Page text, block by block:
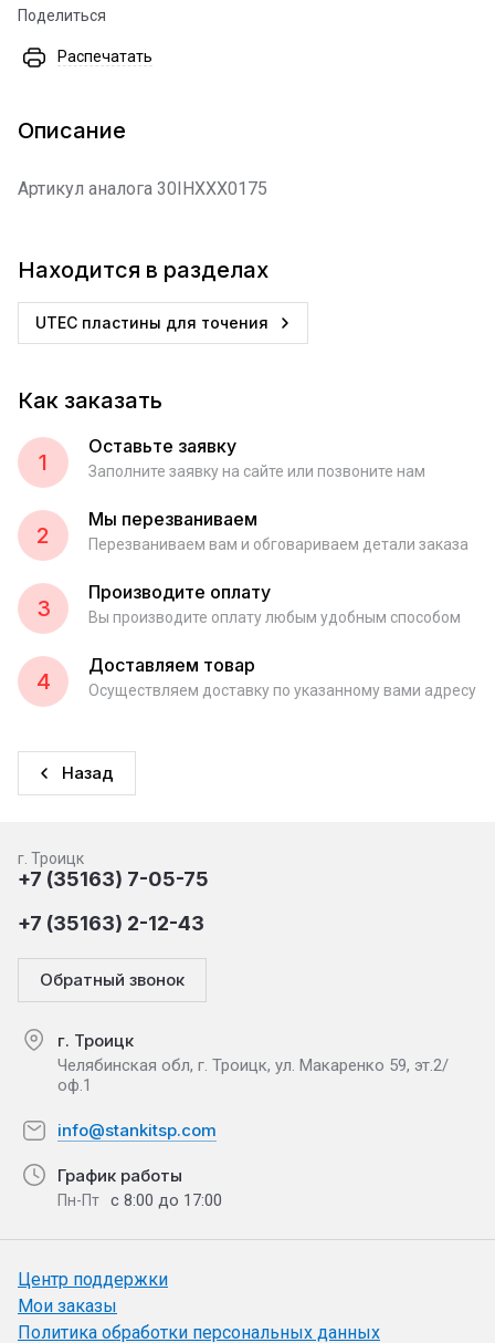
Поделиться
Распечатать
Описание
Артикул аналога 30IHXXX0175
Находится в разделах
UTEC пластины для точения
Как заказать
1
Оставьте заявку
Заполните заявку на сайте или позвоните нам
2
Мы перезваниваем
Перезваниваем вам и обговариваем детали заказа
3
Производите оплату
Вы производите оплату любым удобным способом
4
Доставляем товар
Осуществляем доставку по указанному вами адресу
Назад
г. Троицк
+7 (35163) 7-05-75
+7 (35163) 2-12-43
Обратный звонок
г. Троицк
Челябинская обл, г. Троицк, ул. Макаренко 59, эт.2/
оф.1
info@stankitsp.com
График работы
Пн-Пт с 8:00 до 17:00
Центр поддержки
Мои заказы
Политика обработки персональных данных